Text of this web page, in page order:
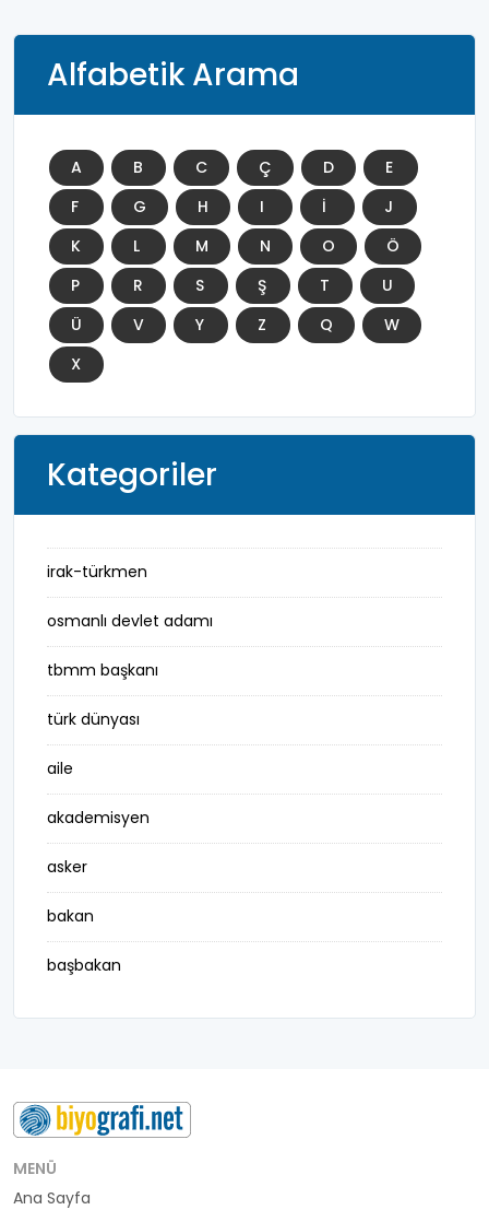
Alfabetik Arama
A B C Ç D
E
F
G H I İ
J
K
L M N O
Ö
P
R S Ş T
U
Ü
V Y Z Q
W
X
Kategoriler
irak-türkmen
osmanlı devlet adamı
tbmm başkanı
türk dünyası
aile
akademisyen
asker
bakan
başbakan
belediye başkanı
buluş
bürokrat
MENÜ
Ana Sayfa